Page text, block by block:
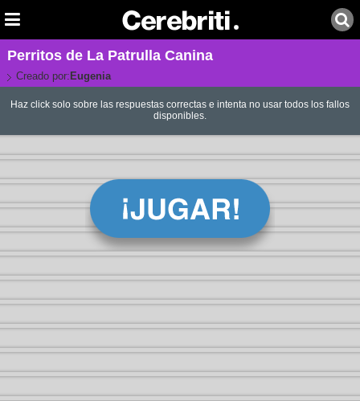
Perritos de La Patrulla Canina
Creado por: Eugenia
Haz click solo sobre las respuestas correctas e intenta no usar todos los fallos
disponibles.